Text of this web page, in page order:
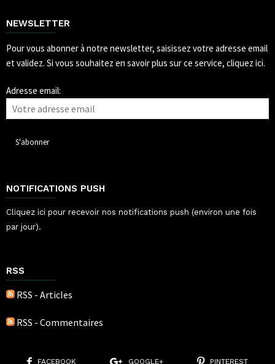
NEWSLETTER
Pour vous abonner à notre newsletter, saisissez votre adresse email
et validez. Si vous souhaitez en savoir plus sur ce service, cliquez ici.
Adresse email:
NOTIFICATIONS PUSH
Cliquez ici pour recevoir nos notifications push (environ une fois
par jour).
RSS
RSS - Articles
RSS - Commentaires
FACEBOOK GOOGLE+ PINTEREST